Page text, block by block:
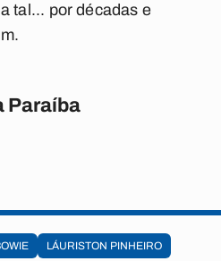
tal... por décadas e
Paraíba
LÁURISTON PINHEIRO